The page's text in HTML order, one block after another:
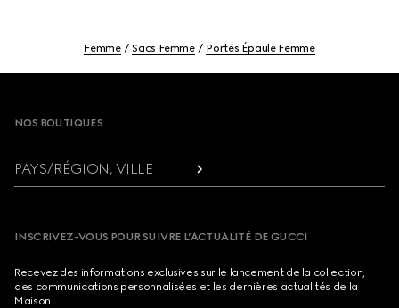
Femme Sacs Femme Portés Épaule Femme
NOS BOUTIQUES
PAYS/RÉGION, VILLE
INSCRIVEZ-VOUS POUR SUIVRE L’ACTUALITÉ DE GUCCI
Recevez des informations exclusives sur le lancement de la collection,
des communications personnalisées et les dernières actualités de la
Maison.